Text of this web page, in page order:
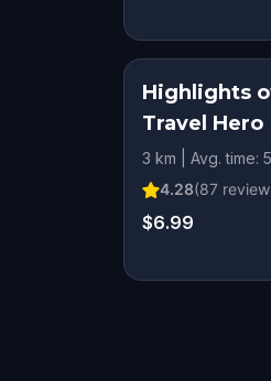
Highlights
Travel Hero
3 km | Avg. time:
4.28(87
$6.99